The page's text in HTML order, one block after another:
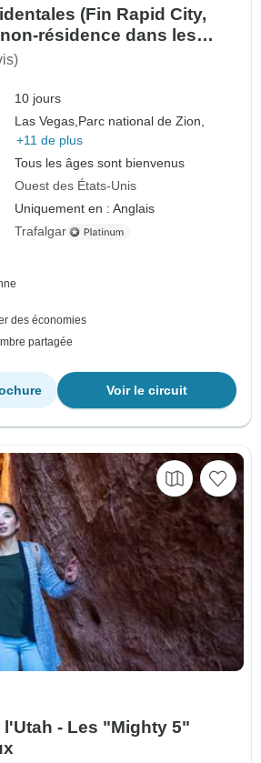
(Fin Rapid City,
résidence dans les
10 jours
Las Vegas,Parc national de Zion,
+11 de plus
Tous les âges sont bienvenus
Ouest des États-Unis
Uniquement en : Anglais
Trafalgar
des économies
partagée
Voir le circuit
- Les "Mighty 5"